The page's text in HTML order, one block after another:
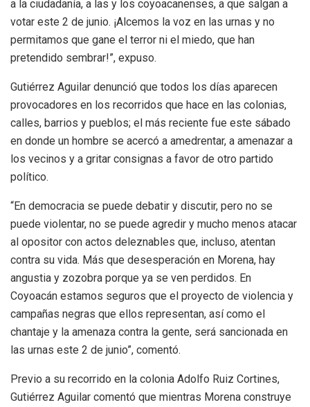
a la ciudadanía, a las y los coyoacanenses, a que salgan a
votar este 2 de junio. ¡Alcemos la voz en las urnas y no
permitamos que gane el terror ni el miedo, que han
pretendido sembrar!”, expuso.
Gutiérrez Aguilar denunció que todos los días aparecen
provocadores en los recorridos que hace en las colonias,
calles, barrios y pueblos; el más reciente fue este sábado
en donde un hombre se acercó a amedrentar, a amenazar a
los vecinos y a gritar consignas a favor de otro partido
político.
“En democracia se puede debatir y discutir, pero no se
puede violentar, no se puede agredir y mucho menos atacar
al opositor con actos deleznables que, incluso, atentan
contra su vida. Más que desesperación en Morena, hay
angustia y zozobra porque ya se ven perdidos. En
Coyoacán estamos seguros que el proyecto de violencia y
campañas negras que ellos representan, así como el
chantaje y la amenaza contra la gente, será sancionada en
las urnas este 2 de junio”, comentó.
Previo a su recorrido en la colonia Adolfo Ruiz Cortines,
Gutiérrez Aguilar comentó que mientras Morena construye